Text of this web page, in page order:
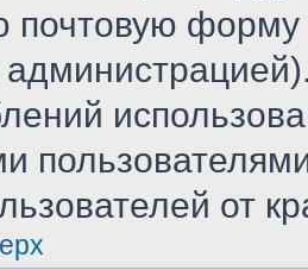
почтовую
от